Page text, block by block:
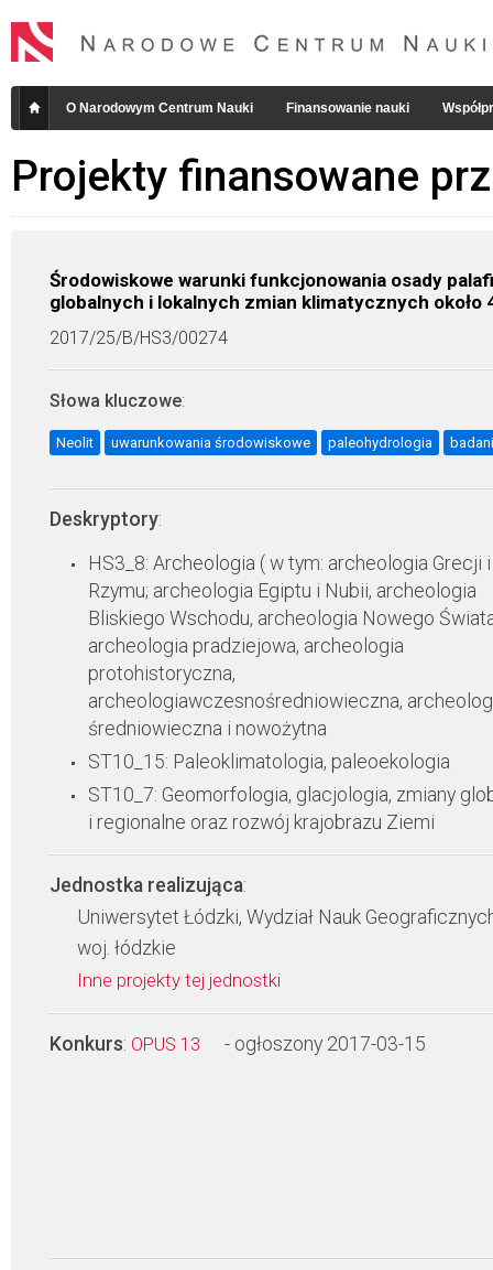
O Narodowym Centrum Nauki Finansowanie nauki
Projekty finansowane
Środowiskowe warunki funkcjonowania osady
globalnych i lokalnych zmian klimatycznych około
2017/25/B/HS3/00274
Słowa kluczowe:
Neolit uwarunkowania środowiskowe paleohydrologia
Deskryptory:
HS3_8: Archeologia ( w tym: archeologia Grecji i
Rzymu; archeologia Egiptu i Nubii, archeologia
Bliskiego Wschodu, archeologia Nowego
archeologia pradziejowa, archeologia
protohistoryczna,
archeologiawczesnośredniowieczna,
średniowieczna i nowożytna
ST10_15: Paleoklimatologia, paleoekologia
ST10_7: Geomorfologia, glacjologia, zmiany
i regionalne oraz rozwój krajobrazu Ziemi
Jednostka realizująca:
Uniwersytet Łódzki, Wydział Nauk
woj. łódzkie
Inne projekty tej jednostki
Konkurs: OPUS 13 - ogłoszony 2017-03-15